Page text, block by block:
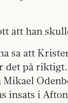
att han
sa att
det på
insats i